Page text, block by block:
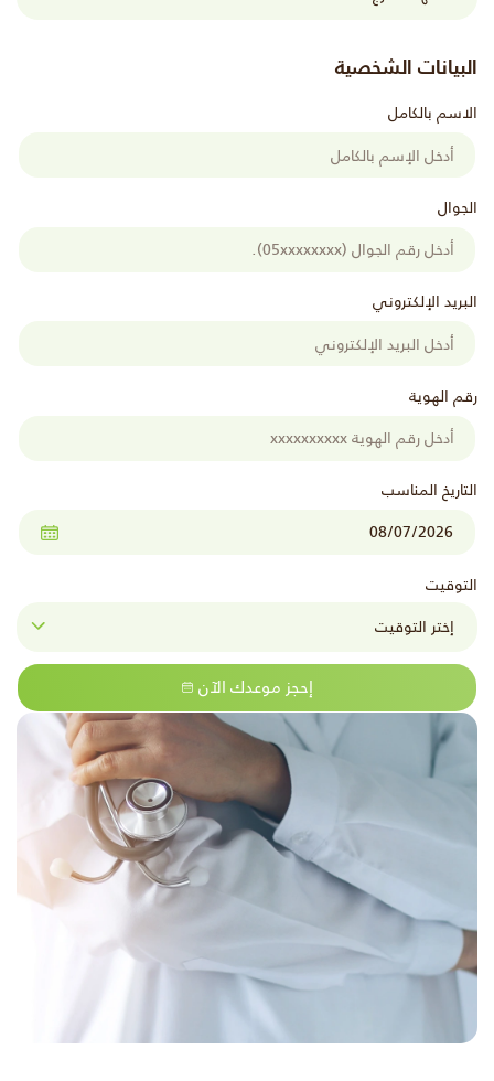
البيانات الشخصية
الاسم بالكامل
الجوال
البريد الإلكتروني
رقم الهوية
التاريخ المناسب
التوقيت
إحجز موعدك الآن